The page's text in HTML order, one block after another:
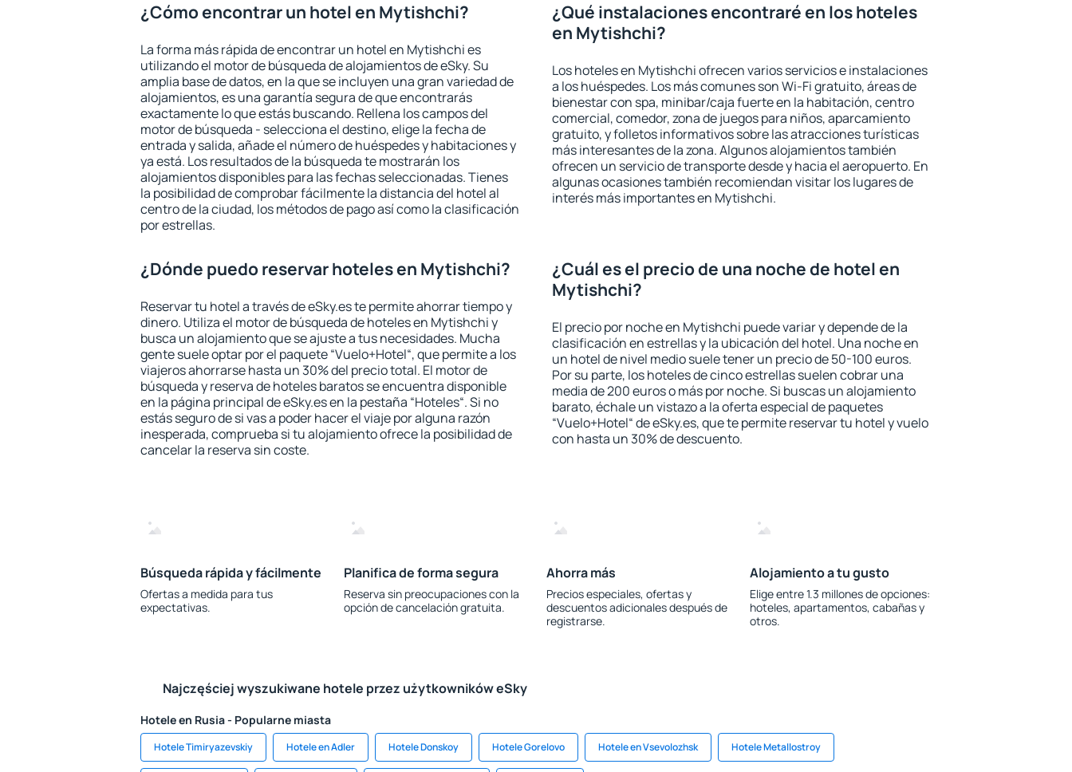
¿Cómo encontrar un hotel en Mytishchi?
La forma más rápida de encontrar un hotel en Mytishchi es
utilizando el motor de búsqueda de alojamientos de eSky. Su
amplia base de datos, en la que se incluyen una gran variedad de
alojamientos, es una garantía segura de que encontrarás
exactamente lo que estás buscando. Rellena los campos del
motor de búsqueda - selecciona el destino, elige la fecha de
entrada y salida, añade el número de huéspedes y habitaciones y
ya está. Los resultados de la búsqueda te mostrarán los
alojamientos disponibles para las fechas seleccionadas. Tienes
la posibilidad de comprobar fácilmente la distancia del hotel al
centro de la ciudad, los métodos de pago así como la clasificación
por estrellas.
¿Qué instalaciones encontraré en los hoteles
en Mytishchi?
Los hoteles en Mytishchi ofrecen varios servicios e instalaciones
a los huéspedes. Los más comunes son Wi-Fi gratuito, áreas de
bienestar con spa, minibar/caja fuerte en la habitación, centro
comercial, comedor, zona de juegos para niños, aparcamiento
gratuito, y folletos informativos sobre las atracciones turísticas
más interesantes de la zona. Algunos alojamientos también
ofrecen un servicio de transporte desde y hacia el aeropuerto. En
algunas ocasiones también recomiendan visitar los lugares de
interés más importantes en Mytishchi.
¿Dónde puedo reservar hoteles en Mytishchi?
Reservar tu hotel a través de eSky.es te permite ahorrar tiempo y
dinero. Utiliza el motor de búsqueda de hoteles en Mytishchi y
busca un alojamiento que se ajuste a tus necesidades. Mucha
gente suele optar por el paquete “Vuelo+Hotel“, que permite a los
viajeros ahorrarse hasta un 30% del precio total. El motor de
búsqueda y reserva de hoteles baratos se encuentra disponible
en la página principal de eSky.es en la pestaña “Hoteles“. Si no
estás seguro de si vas a poder hacer el viaje por alguna razón
inesperada, comprueba si tu alojamiento ofrece la posibilidad de
cancelar la reserva sin coste.
¿Cuál es el precio de una noche de hotel en
Mytishchi?
El precio por noche en Mytishchi puede variar y depende de la
clasificación en estrellas y la ubicación del hotel. Una noche en
un hotel de nivel medio suele tener un precio de 50-100 euros.
Por su parte, los hoteles de cinco estrellas suelen cobrar una
media de 200 euros o más por noche. Si buscas un alojamiento
barato, échale un vistazo a la oferta especial de paquetes
“Vuelo+Hotel“ de eSky.es, que te permite reservar tu hotel y vuelo
con hasta un 30% de descuento.
Búsqueda rápida y fácilmente
Ofertas a medida para tus
expectativas.
Planifica de forma segura
Reserva sin preocupaciones con la
opción de cancelación gratuita.
Ahorra más
Precios especiales, ofertas y
descuentos adicionales después de
registrarse.
Alojamiento a tu gusto
Elige entre 1.3 millones de opciones:
hoteles, apartamentos, cabañas y
otros.
Najczęściej wyszukiwane hotele przez użytkowników eSky
Hotele en Rusia - Popularne miasta
Hotele Timiryazevskiy Hotele en Adler Hotele Donskoy Hotele Gorelovo Hotele en Vsevolozhsk Hotele Metallostroy